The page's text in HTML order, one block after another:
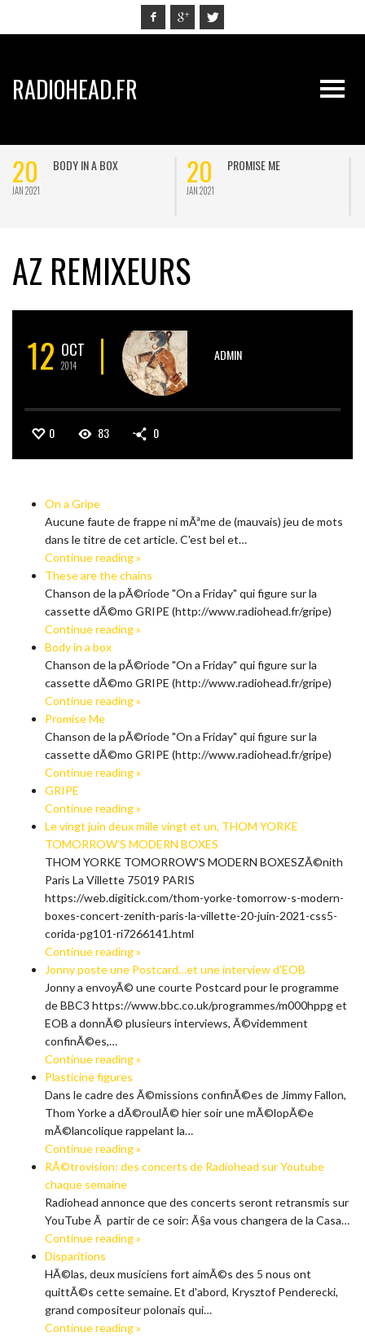
RADIOHEAD.FR
20
JAN 2021
BODY IN A BOX 20
JAN 2021
PROMISE ME
AZ REMIXEURS
12 OCT
2014
ADMIN
0 83 0
On a Gripe
Aucune faute de frappe ni mÃªme de (mauvais) jeu de mots
dans le titre de cet article. C'est bel et…
Continue reading »
These are the chains
Chanson de la pÃ©riode "On a Friday" qui figure sur la
cassette dÃ©mo GRIPE (http://www.radiohead.fr/gripe)
Continue reading »
Body in a box
Chanson de la pÃ©riode "On a Friday" qui figure sur la
cassette dÃ©mo GRIPE (http://www.radiohead.fr/gripe)
Continue reading »
Promise Me
Chanson de la pÃ©riode "On a Friday" qui figure sur la
cassette dÃ©mo GRIPE (http://www.radiohead.fr/gripe)
Continue reading »
GRIPE
Continue reading »
Le vingt juin deux mille vingt et un, THOM YORKE
TOMORROW’S MODERN BOXES
THOM YORKE TOMORROW'S MODERN BOXESZÃ©nith
Paris La Villette 75019 PARIS
https://web.digitick.com/thom-yorke-tomorrow-s-modern-
boxes-concert-zenith-paris-la-villette-20-juin-2021-css5-
corida-pg101-ri7266141.html
Continue reading »
Jonny poste une Postcard…et une interview d’EOB
Jonny a envoyÃ© une courte Postcard pour le programme
de BBC3 https://www.bbc.co.uk/programmes/m000hppg et
EOB a donnÃ© plusieurs interviews, Ã©videmment
confinÃ©es,…
Continue reading »
Plasticine figures
Dans le cadre des Ã©missions confinÃ©es de Jimmy Fallon,
Thom Yorke a dÃ©roulÃ© hier soir une mÃ©lopÃ©e
mÃ©lancolique rappelant la…
Continue reading »
RÃ©trovision: des concerts de Radiohead sur Youtube
chaque semaine
Radiohead annonce que des concerts seront retransmis sur
YouTube Ã partir de ce soir: Ã§a vous changera de la Casa…
Continue reading »
Disparitions
HÃ©las, deux musiciens fort aimÃ©s des 5 nous ont
quittÃ©s cette semaine. Et d'abord, Krysztof Penderecki,
grand compositeur polonais qui…
Continue reading »